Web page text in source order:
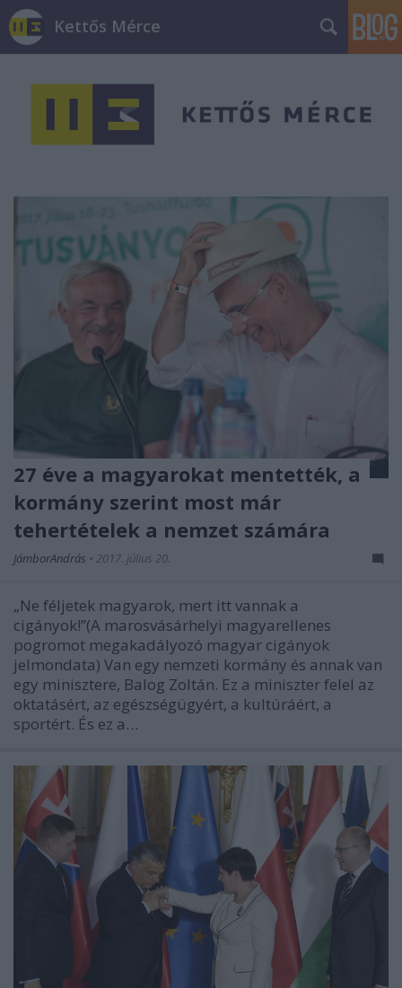
Kettős Mérce
27 éve a magyarokat mentették, a
kormány szerint most már
tehertételek a nemzet számára
JámborAndrás • 2017. július 20.
„Ne féljetek magyarok, mert itt vannak a
cigányok!”(A marosvásárhelyi magyarellenes
pogromot megakadályozó magyar cigányok
jelmondata) Van egy nemzeti kormány és annak van
egy minisztere, Balog Zoltán. Ez a miniszter felel az
oktatásért, az egészségügyért, a kultúráért, a
sportért. És ez a…